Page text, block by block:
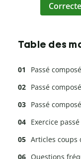
Table des
Passé
Passé
Passé
Exercice
Articles
Questions